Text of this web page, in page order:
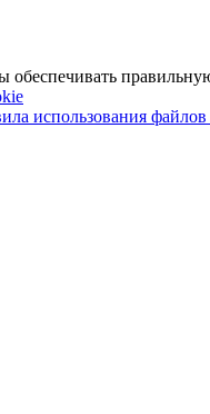
использования